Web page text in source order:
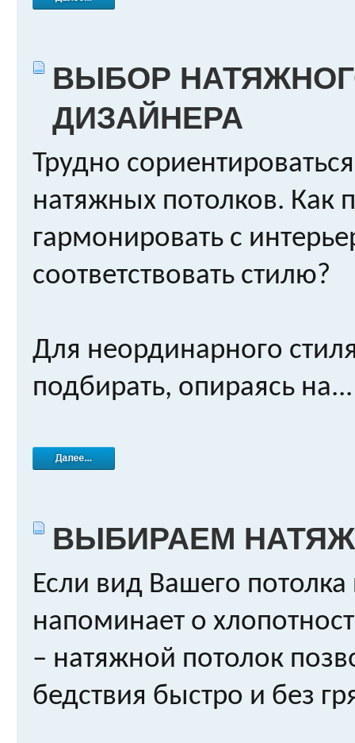
ВЫБОР
ДИЗАЙНЕРА
Трудно
натяжных потолков. Как
гармонировать с
соответствовать стилю?
Для неординарного
подбирать, опираясь на...
ВЫБИРАЕМ
Если вид Вашего
напоминает о
– натяжной потолок
бедствия быстро и без